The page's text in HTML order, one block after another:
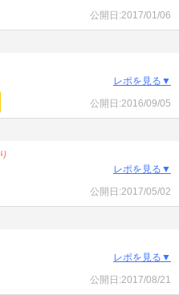
公開日:2017/01/06
レポを見る▼
公開日:2016/09/05
レポを見る▼
公開日:2017/05/02
レポを見る▼
公開日:2017/08/21